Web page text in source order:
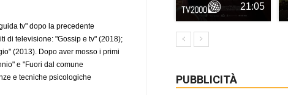
tv" dopo la precedente
di televisione: "Gossip e tv" (2018);
(2013). Dopo aver mosso i primi
e "Fuori dal comune
e tecniche psicologiche
21:05
PUBBLICITÀ